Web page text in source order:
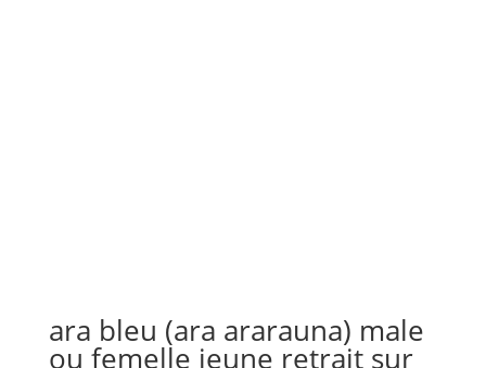
ara bleu (ara ararauna) male
ou femelle jeune retrait sur